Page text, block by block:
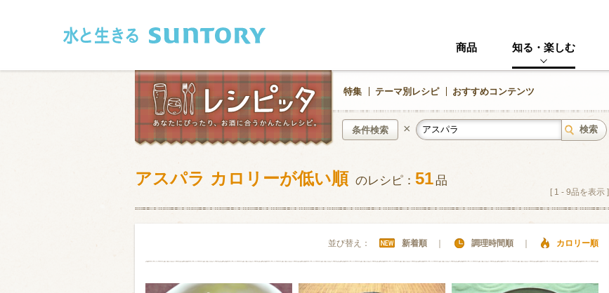
商品 知る・楽しむ
特集 テーマ別レシピ おすすめコンテンツ
条件検索 ×
和食 洋食 中華風
フレンチ アジア・エスニック その他・創作料理 スイーツ
肉 魚介類 野菜・いも類 きのこ
卵・乳製品 豆腐・豆類 加工食品系 くだもの
アスパラ カロリーが低い順 のレシピ： 51品
[ 1 - 9品を表示 ]
並び替え： 新着順 調理時間順 カロリー順